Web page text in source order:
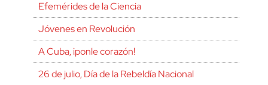
Efemérides de la Ciencia
Jóvenes en Revolución
A Cuba, ¡ponle corazón!
26 de julio, Día de la Rebeldía Nacional